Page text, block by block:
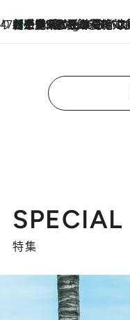
47都道府県の手みやげ ひんやりスイーツで夏を満喫
1 Hour Ago
【三重県】この夏絶対食べたい 冷やしておいしいおやつ3選 お餅×アイスの新感覚スイーツ
SPECIAL
特集